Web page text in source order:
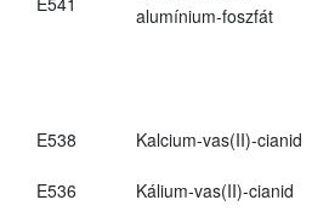
alumínium-foszfát
E538 Kalcium-vas(II)-cianid
E536
Kálium-vas(II)-cianid